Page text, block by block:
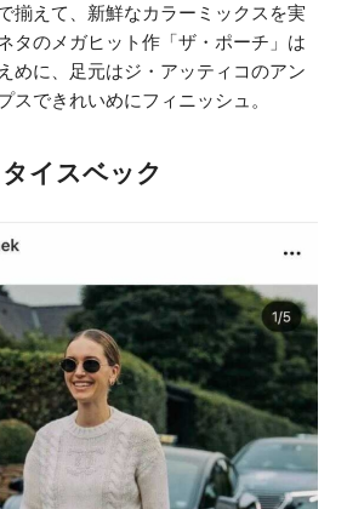
揃えて、新鮮なカラーミックスを実
タのメガヒット作「ザ・ポーチ」は
めに、足元はジ・アッティコのアン
スできれいめにフィニッシュ。
イスベック